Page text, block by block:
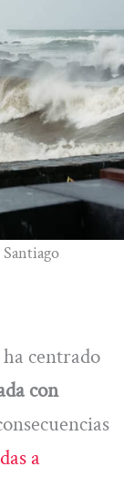
centrado
con
a